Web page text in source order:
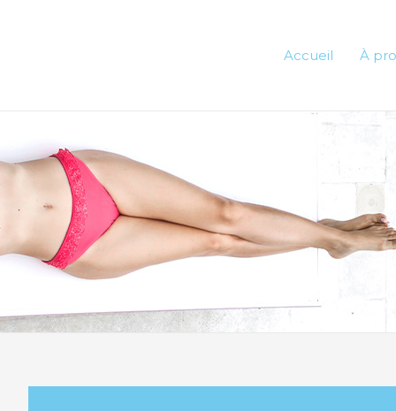
Accueil À